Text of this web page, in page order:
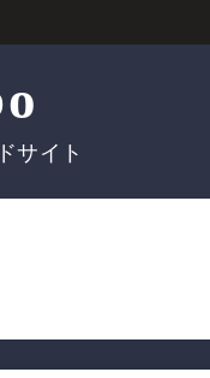
サイト